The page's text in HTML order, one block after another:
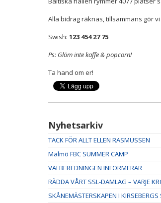
Alla bidrag räknas, tillsammans gör
Swish: 123 454 27 75
Ps: Glöm inte kaffe & popcorn!
Ta hand om er!
Nyhetsarkiv
TACK FÖR ALLT ELLEN RASMUSSEN
Malmö FBC SUMMER CAMP
VALBEREDNINGEN INFORMERAR
RÄDDA VÅRT SSL-DAMLAG – VARJE
SKÅNEMÄSTERSKAPEN I KIRSEBERGS